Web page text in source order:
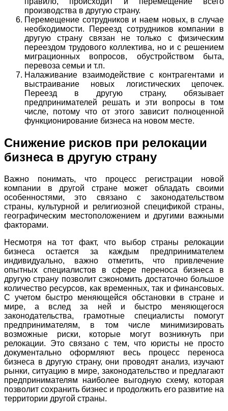
производства в другую страну.
Перемещение сотрудников и наем новых, в случае
необходимости. Переезд сотрудников компании в
другую страну связан не только с физическим
переездом трудового коллектива, но и с решением
миграционных вопросов, обустройством быта,
перевоза семьи и т.п.
Налаживание взаимодействие с контрагентами и
выстраивание новых логистических цепочек.
Переезд в другую страну, обязывает
предпринимателей решать и эти вопросы в том
числе, потому что от этого зависит полноценной
функционирование бизнеса на новом месте.
Снижение рисков при релокации
бизнеса в другую страну
Важно понимать, что процесс регистрации новой
компании в другой стране может обладать своими
особенностями, это связано с законодательством
страны, культурной и религиозной спецификой страны,
географическим местоположением и другими важными
факторами.
Несмотря на тот факт, что выбор страны релокации
бизнеса остается за каждым предпринимателем
индивидуально, важно отметить, что привлечение
опытных специалистов в сфере переноса бизнеса в
другую страну позволит сэкономить достаточно большое
количество ресурсов, как временных, так и финансовых.
С учетом быстро меняющейся обстановки в стране и
мире, а вслед за ней и быстро меняющегося
законодательства, грамотные специалисты помогут
предпринимателям, в том числе минимизировать
возможные риски, которые могут возникнуть при
релокации. Это связано с тем, что юристы не просто
документально оформляют весь процесс переноса
бизнеса в другую страну, они проводят анализ, изучают
рынки, ситуацию в мире, законодательство и предлагают
предпринимателям наиболее выгодную схему, которая
позволит сохранить бизнес и продолжить его развитие на
территории другой страны.